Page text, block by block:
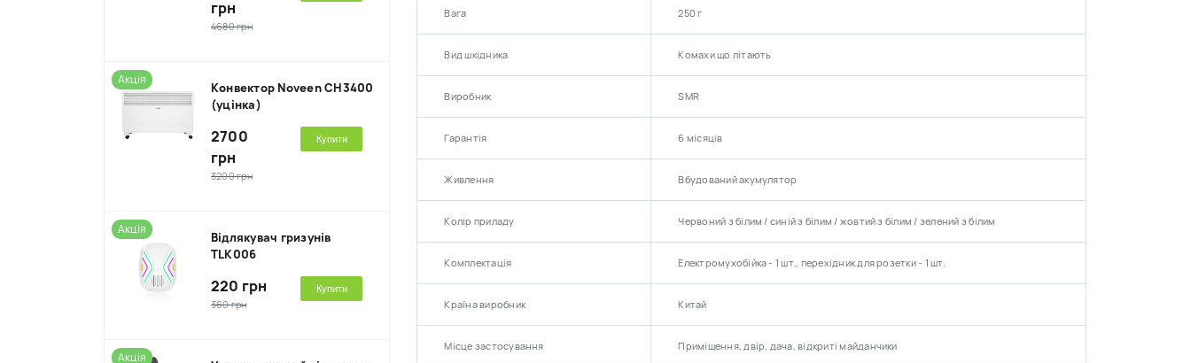
грн
4680 грн
Акція
Kонвектор Noveen CH3400
(уцінка)
2700
грн
3200 грн
Купити
Акція
Відлякувач гризунів
TLK006
220 грн
360 грн
Купити
Акція
Вага 250 г
Вид шкідника Комахи що літають
Виробник SMR
Гарантія 6 місяців
Живлення Вбудований акумулятор
Колір приладу Червоний з білим / синій з білим / жовтий з білим / зелений з білим
Комплектація Електромухобійка - 1 шт., перехідник для розетки - 1 шт.
Країна виробник Китай
Місце застосування Приміщення, двір, дача, відкриті майданчики